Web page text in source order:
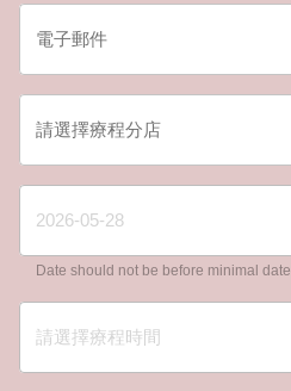
Date should not be before minimal date